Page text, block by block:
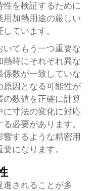
を検証するために
加熱用途の厳しい
ています。
てもう一つ重要な
時にそれぞれ異な
係数が一致していな
原因となる可能性が
の数値を正確に計算
に寸法の変化に対応
必要があります。
するような精密用
になります。
されることが多